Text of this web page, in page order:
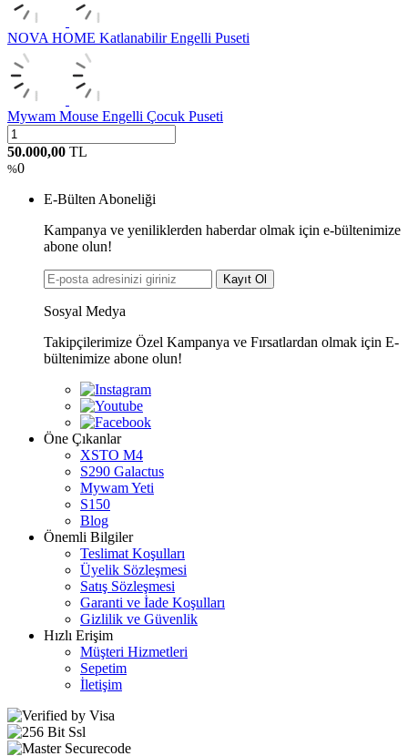
NOVA HOME Katlanabilir Engelli Puseti
Mywam Mouse Engelli Çocuk Puseti
50.000,00 TL
%0
E-Bülten Aboneliği
Kampanya ve yeniliklerden haberdar olmak için e-bültenimize
abone olun!
Kayıt Ol
Sosyal Medya
Takipçilerimize Özel Kampanya ve Fırsatlardan olmak için E-
bültenimize abone olun!
Öne Çıkanlar
XSTO M4
S290 Galactus
Mywam Yeti
S150
Blog
Önemli Bilgiler
Teslimat Koşulları
Üyelik Sözleşmesi
Satış Sözleşmesi
Garanti ve İade Koşulları
Gizlilik ve Güvenlik
Hızlı Erişim
Müşteri Hizmetleri
Sepetim
İletişim